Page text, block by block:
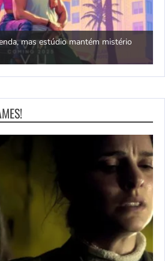
mas estúdio mantém mistério